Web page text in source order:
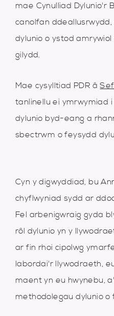
mae Cynulliad Dylunio'r
canolfan
dylunio o ystod
gilydd.
Mae cysylltiad PDR â
tanlinellu ei ymrwymiad
dylunio byd-eang a
sbectrwm o feysydd
Cyn y digwyddiad, bu
chyflwyniad sydd ar
Fel arbenigwraig gyda
rôl dylunio yn y
ar fin rhoi cipolwg
labordai'r llywodraeth,
maent yn eu hwynebu,
methodolegau dylunio o